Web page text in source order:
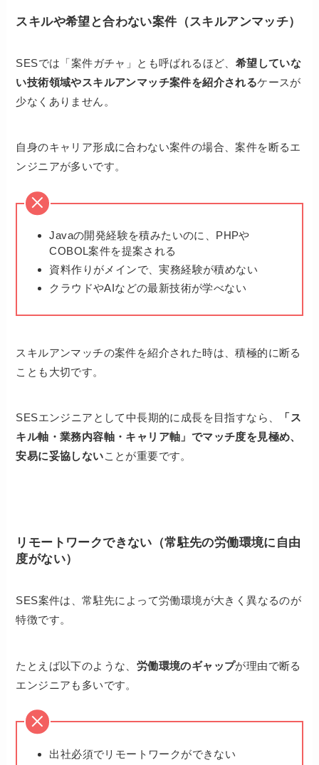
スキルや希望と合わない案件（スキルアンマッチ）
SESでは「案件ガチャ」とも呼ばれるほど、 希望していな
い技術領域やスキルアンマッチ案件を紹介されるケースが
少なくありません。
自身のキャリア形成に合わない案件の場合、案件を断るエ
ンジニアが多いです。
Javaの開発経験を積みたいのに、PHPや
COBOL案件を提案される
資料作りがメインで、実務経験が積めない
クラウドやAIなどの最新技術が学べない
スキルアンマッチの案件を紹介された時は、積極的に断る
ことも大切です。
SESエンジニアとして中長期的に成長を目指すなら、
「ス
キル軸・業務内容軸・キャリア軸」でマッチ度を見極め、
安易に妥協しないことが重要です。
リモートワークできない（常駐先の労働環境に自由
度がない）
SES案件は、常駐先によって労働環境が大きく異なるのが
特徴です。
たとえば以下のような、 労働環境のギャップが理由で断る
エンジニアも多いです。
出社必須でリモートワークができない